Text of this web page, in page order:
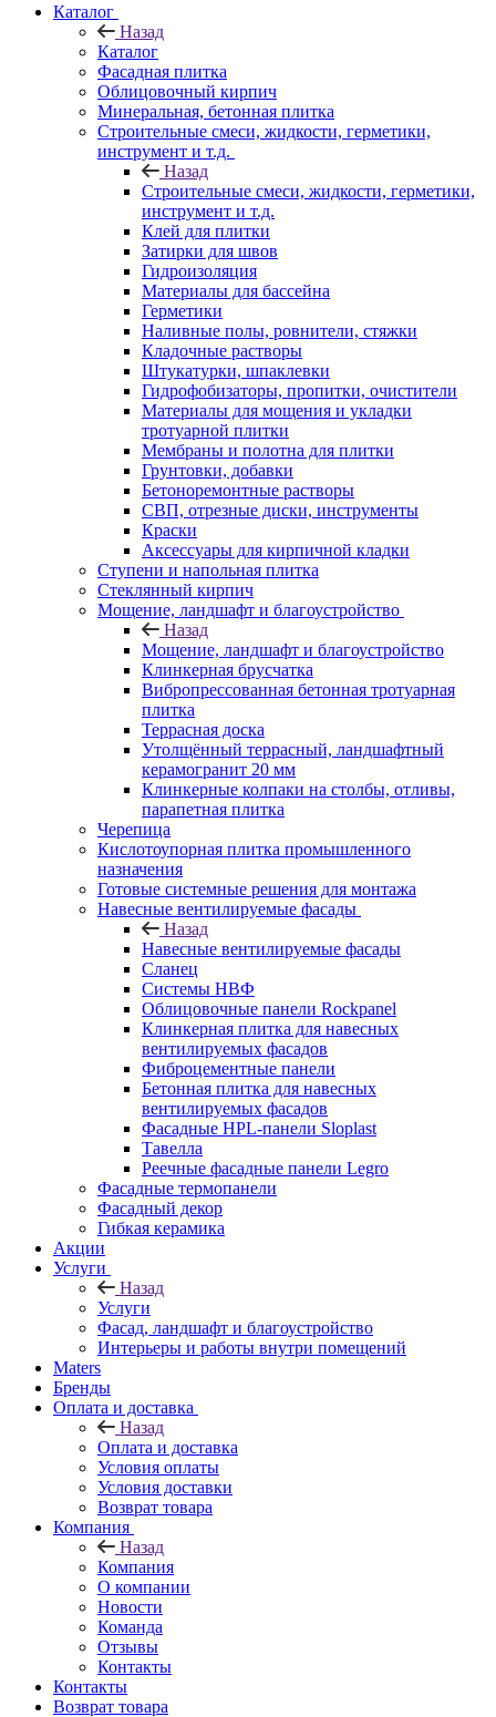
Каталог
Назад
Каталог
Фасадная плитка
Облицовочный кирпич
Минеральная, бетонная плитка
Строительные смеси, жидкости, герметики,
инструмент и т.д.
Назад
Строительные смеси, жидкости, герметики,
инструмент и т.д.
Клей для плитки
Затирки для швов
Гидроизоляция
Материалы для бассейна
Герметики
Наливные полы, ровнители, стяжки
Кладочные растворы
Штукатурки, шпаклевки
Гидрофобизаторы, пропитки, очистители
Материалы для мощения и укладки
тротуарной плитки
Мембраны и полотна для плитки
Грунтовки, добавки
Бетоноремонтные растворы
СВП, отрезные диски, инструменты
Краски
Аксессуары для кирпичной кладки
Ступени и напольная плитка
Cтеклянный кирпич
Мощение, ландшафт и благоустройство
Назад
Мощение, ландшафт и благоустройство
Клинкерная брусчатка
Вибропрессованная бетонная тротуарная
плитка
Террасная доска
Утолщённый террасный, ландшафтный
керамогранит 20 мм
Клинкерные колпаки на столбы, отливы,
парапетная плитка
Черепица
Кислотоупорная плитка промышленного
назначения
Готовые системные решения для монтажа
Навесные вентилируемые фасады
Назад
Навесные вентилируемые фасады
Сланец
Системы НВФ
Облицовочные панели Rockpanel
Клинкерная плитка для навесных
вентилируемых фасадов
Фиброцементные панели
Бетонная плитка для навесных
вентилируемых фасадов
Фасадные HPL-панели Sloplast
Тавелла
Реечные фасадные панели Legro
Фасадные термопанели
Фасадный декор
Гибкая керамика
Акции
Услуги
Назад
Услуги
Фасад, ландшафт и благоустройство
Интерьеры и работы внутри помещений
Maters
Бренды
Оплата и доставка
Назад
Оплата и доставка
Условия оплаты
Условия доставки
Возврат товара
Компания
Назад
Компания
О компании
Новости
Команда
Отзывы
Контакты
Контакты
Возврат товара